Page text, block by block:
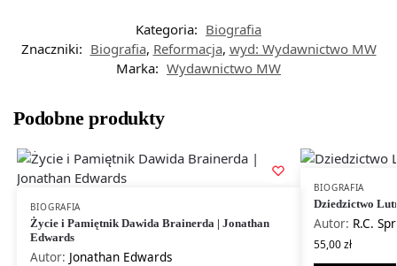
Kategoria: Biografia
Znaczniki: Biografia, Reformacja, wyd: Wydawnictwo MW
Marka: Wydawnictwo MW
Podobne produkty
BIOGRAFIA
Życie i Pamiętnik Dawida Brainerda | Jonathan
Edwards
Autor: Jonathan Edwards
BIOGRAFIA
Dziedzictwo
Autor: R.C.
55,00zł